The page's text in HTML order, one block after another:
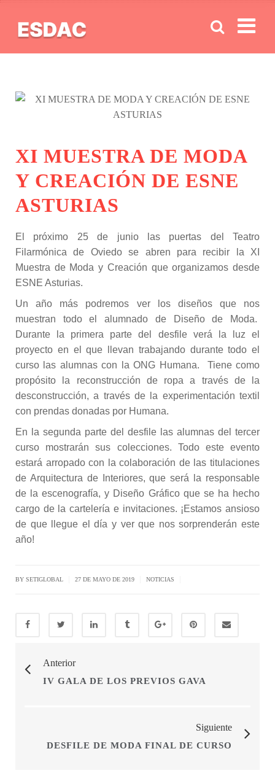
XI MUESTRA DE MODA
Y CREACIÓN DE ESNE
ASTURIAS
El próximo 25 de junio las puertas del Teatro
Filarmónica de Oviedo se abren para recibir la XI
Muestra de Moda y Creación que organizamos desde
ESNE Asturias.
Un año más podremos ver los diseños que nos
muestran todo el alumnado de Diseño de Moda.
Durante la primera parte del desfile verá la luz el
proyecto en el que llevan trabajando durante todo el
curso las alumnas con la ONG Humana. Tiene como
propósito la reconstrucción de ropa a través de la
desconstrucción, a través de la experimentación textil
con prendas donadas por Humana.
En la segunda parte del desfile las alumnas del tercer
curso mostrarán sus colecciones. Todo este evento
estará arropado con la colaboración de las titulaciones
de Arquitectura de Interiores, que será la responsable
de la escenografía, y Diseño Gráfico que se ha hecho
cargo de la cartelería e invitaciones. ¡Estamos ansioso
de que llegue el día y ver que nos sorprenderán este
año!
BY SETIGLOBAL 27 DE MAYO DE 2019 NOTICIAS
Anterior
IV GALA DE LOS PREVIOS GAVA
Siguiente
DESFILE DE MODA FINAL DE CURSO